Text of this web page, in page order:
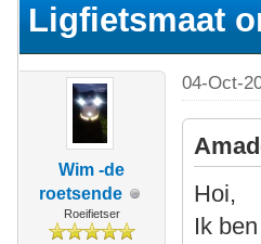
Ligfietsmaat
Wim -de
roetsende
Roeifietser
04-Oct-
Hoi,
Ik